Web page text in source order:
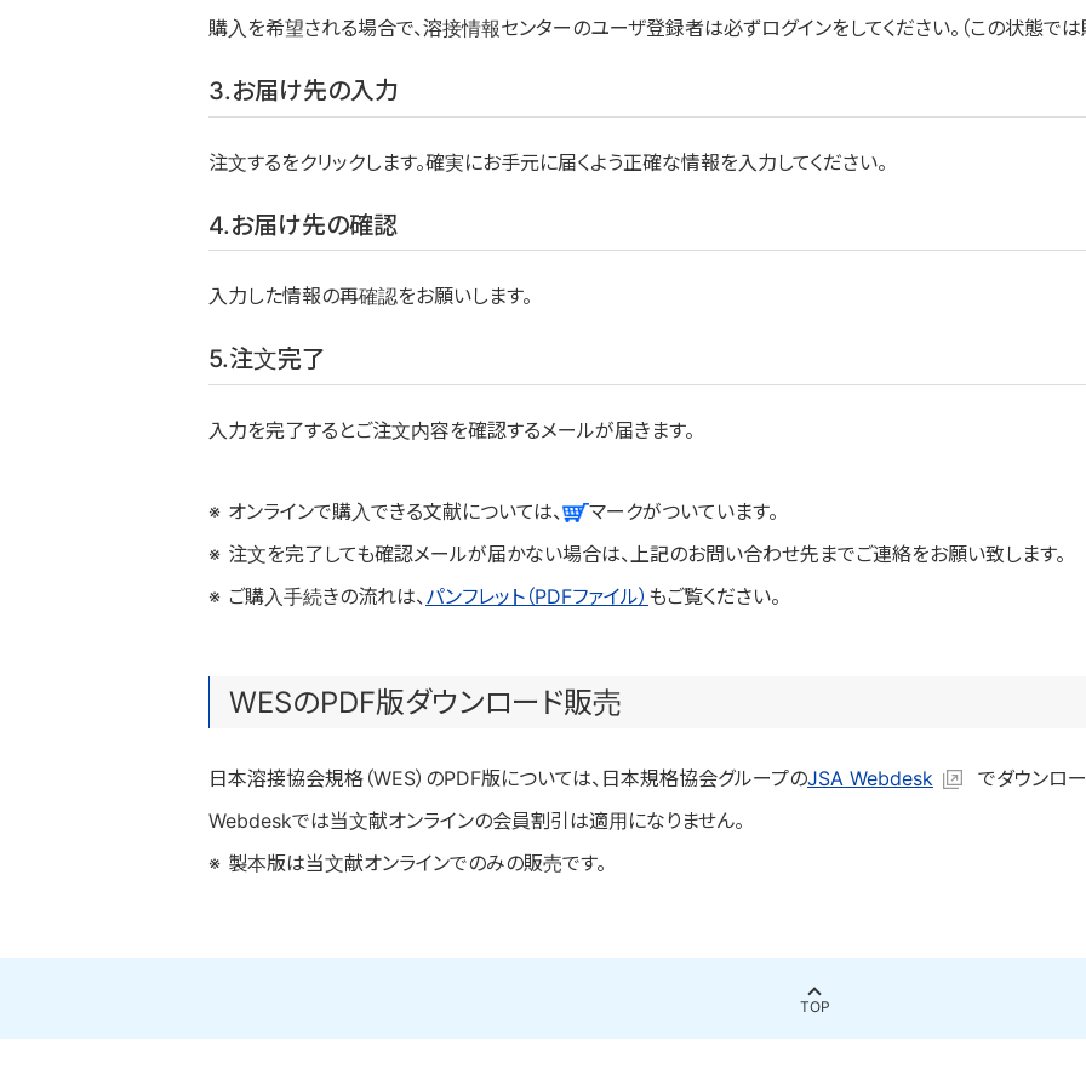
購入を希望される場合で、溶接情報センターのユーザ登録者は必ずログインをしてください。（この状態では
3.お届け先の入力
注文するをクリックします。確実にお手元に届くよう正確な情報を入力してください。
4.お届け先の確認
入力した情報の再確認をお願いします。
5.注文完了
入力を完了するとご注文内容を確認するメールが届きます。
オンラインで購入できる文献については、
マークがついています。
注文を完了しても確認メールが届かない場合は、上記のお問い合わせ先までご連絡をお願い致します。
ご購入手続きの流れは、 パンフレット（PDFファイル） もご覧ください。
WESのPDF版ダウンロード販売
日本溶接協会規格（WES）のPDF版については、日本規格協会グループのJSA Webdesk
でダウンロ
Webdeskでは当文献オンラインの会員割引は適用になりません。
製本版は当文献オンラインでのみの販売です。
TOP